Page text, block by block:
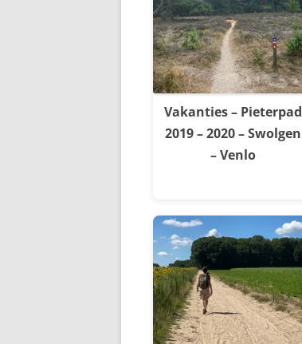
Vakanties – Pieterpad
2019 – 2020 – Swolgen
– Venlo